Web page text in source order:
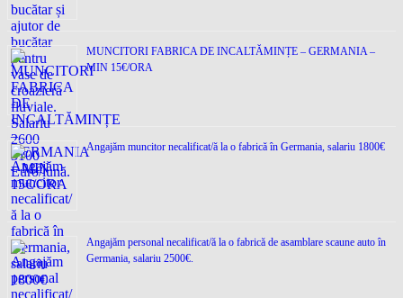
MUNCITORI FABRICA DE INCALTĂMINȚE – GERMANIA –
MIN 15€/ORA
Angajăm muncitor necalificat/ă la o fabrică în Germania, salariu 1800€
Angajăm personal necalificat/ă la o fabrică de asamblare scaune auto în
Germania, salariu 2500€.